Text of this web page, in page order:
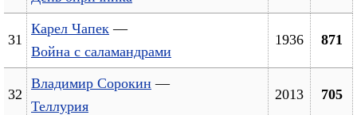
31
Карел Чапек —
Война с саламандрами
1936 871
32
Владимир Сорокин —
Теллурия
2013 705